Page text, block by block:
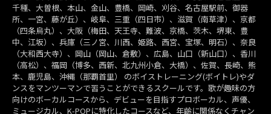
千種、大曽根、本山、金山、豊橋、岡崎、刈谷、名古屋駅前、御器
所、一宮、藤が丘）、岐阜、三重（四日市）、滋賀（南草津）、京都
（四条烏丸）、大阪（梅田、天王寺、難波、京橋、茨木、堺東、豊
中、江坂）、兵庫（三ノ宮、川西、姫路、西宮、宝塚、明石）、奈良
（大和西大寺）、岡山（岡山、倉敷）、広島、山口（新山口）、香川
（高松）、福岡（博多、西新、北九州小倉、大橋）、佐賀、長崎、熊
本、鹿児島、沖縄（那覇首里） のボイストレーニング(ボイトレ)やダ
ンスをマンツーマンで習うことができるスクールです。歌が趣味の方
向けのボーカルコースから、デビューを目指すプロボーカル、声優、
ミュージカル、K-POPに特化したコースなど、年齢に関係なくチャン